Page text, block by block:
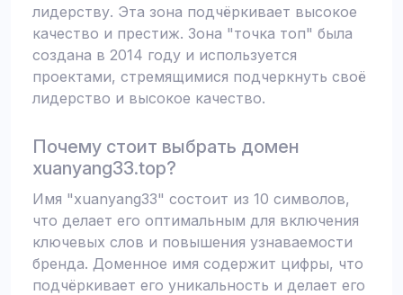
лидерству. Эта зона подчёркивает высокое
качество и престиж. Зона "точка топ" была
создана в 2014 году и используется
проектами, стремящимися подчеркнуть своё
лидерство и высокое качество.
Почему стоит выбрать домен
xuanyang33.top?
Имя "xuanyang33" состоит из 10 символов,
что делает его оптимальным для включения
ключевых слов и повышения узнаваемости
бренда. Доменное имя содержит цифры, что
подчёркивает его уникальность и делает его